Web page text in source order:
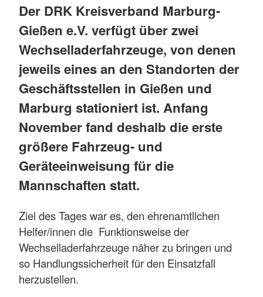
Der DRK Kreisverband Marburg-
Gießen e.V. verfügt über zwei
Wechselladerfahrzeuge, von denen
jeweils eines an den Standorten der
Geschäftsstellen in Gießen und
Marburg stationiert ist. Anfang
November fand deshalb die erste
größere Fahrzeug- und
Geräteeinweisung für die
Mannschaften statt.
Ziel des Tages war es, den ehrenamtlichen
Helfer/innen die Funktionsweise der
Wechselladerfahrzeuge näher zu bringen und
so Handlungssicherheit für den Einsatzfall
herzustellen.